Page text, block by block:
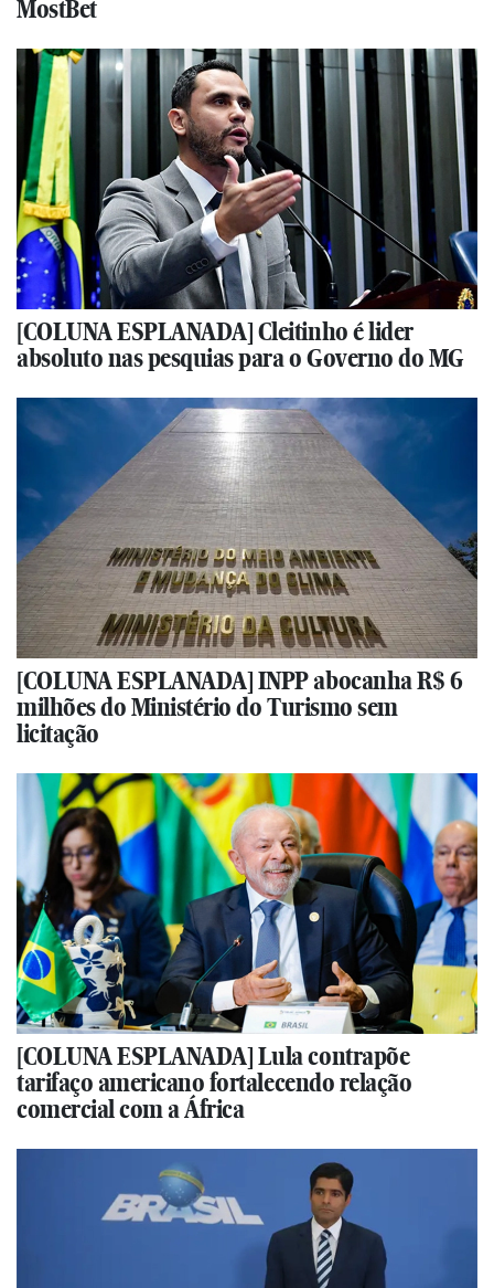
MostBet
[COLUNA ESPLANADA] Cleitinho é lider
absoluto nas pesquias para o Governo do MG
[COLUNA ESPLANADA] INPP abocanha R$ 6
milhões do Ministério do Turismo sem
licitação
[COLUNA ESPLANADA] Lula contrapõe
tarifaço americano fortalecendo relação
comercial com a África